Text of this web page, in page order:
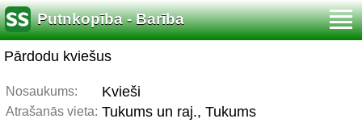
Putnkopība - Barība
Pārdodu kviešus
Nosaukums: Kvieši
Atrašanās vieta: Tukums un raj., Tukums